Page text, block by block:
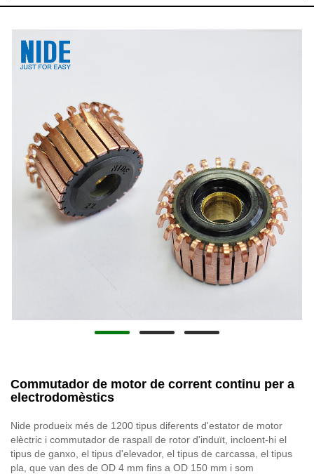
Commutador de motor de corrent continu per a
electrodomèstics
Nide produeix més de 1200 tipus diferents d'estator de motor
elèctric i commutador de raspall de rotor d'induït, incloent-hi el
tipus de ganxo, el tipus d'elevador, el tipus de carcassa, el tipus
pla, que van des de OD 4 mm fins a OD 150 mm i som